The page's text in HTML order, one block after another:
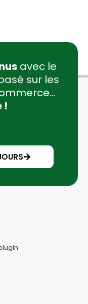
avec le
sur les
!